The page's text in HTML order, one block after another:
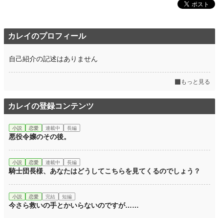
カレイのプロフィール
自己紹介の記述はありません
もっと見る
カレイの登録コンテンツ
小説 恋愛 連載中 長編
悪役令嬢のその後。
小説 恋愛 連載中 長編
騎士団長様、あなたはどうしてこちらを見てくるのでしょう？
小説 恋愛 完結 短編
今さら救いの手とかいらないのですが……